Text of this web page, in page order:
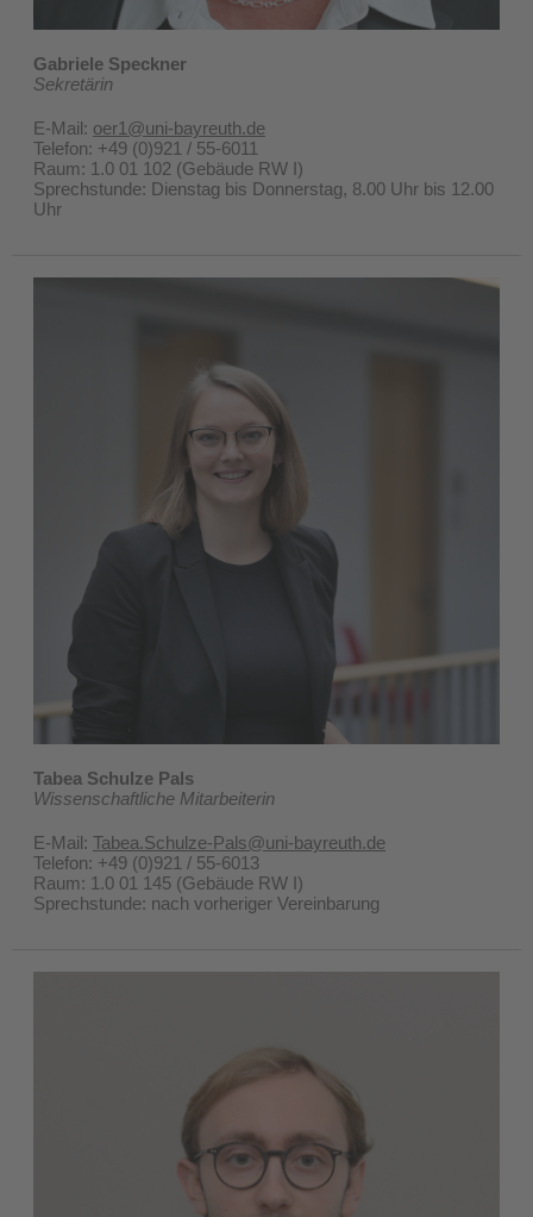
Gabriele Speckner
Sekretärin
E-Mail: oer1@uni-bayreuth.de
Telefon: +49 (0)921 / 55-6011
Raum: 1.0 01 102 (Gebäude RW I)
Sprechstunde: Dienstag bis Donnerstag, 8.00 Uhr bis 12.00
Uhr
Tabea Schulze Pals
Wissenschaftliche Mitarbeiterin
E-Mail: Tabea.Schulze-Pals@uni-bayreuth.de
Telefon: +49 (0)921 / 55-6013
Raum: 1.0 01 145 (Gebäude RW I)
Sprechstunde: nach vorheriger Vereinbarung